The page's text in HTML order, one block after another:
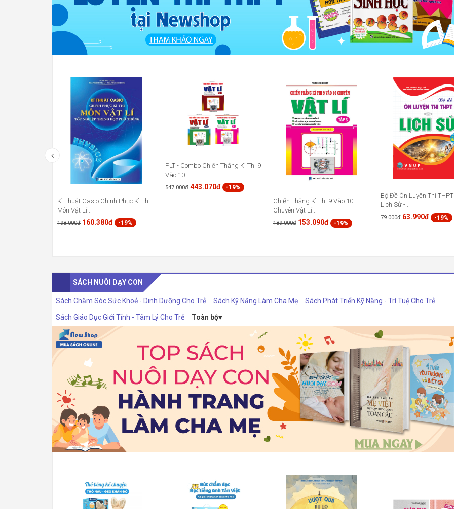
Kĩ Thuật Casio Chinh Phục Kì Thi
Môn Vật Lí...
198.000đ 160.380đ -19%
PLT - Combo Chiến Thắng Kì Thi 9
Vào 10...
547.000đ 443.070đ -19%
Chiến Thắng Kì Thi 9 Vào 10
Chuyên Vật Lí...
189.000đ 153.090đ -19%
Bộ Đề Ôn Luyện Thi
Lịch Sử -...
79.000đ 63.990đ -19%
SÁCH NUÔI DẠY CON
Sách Chăm Sóc Sức Khoẻ - Dinh Dưỡng Cho Trẻ Sách Kỹ Năng Làm Cha Mẹ Sách Phát Triển Kỹ Năng - Trí Tuệ Cho Trẻ
Sách Giáo Dục Giới Tính - Tâm Lý Cho Trẻ Toàn bộ